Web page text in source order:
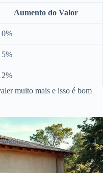
Aumento do Valor
muito mais e isso é bom